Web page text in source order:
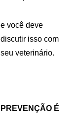
e você deve
discutir isso com
seu veterinário.
PREVENÇÃO É